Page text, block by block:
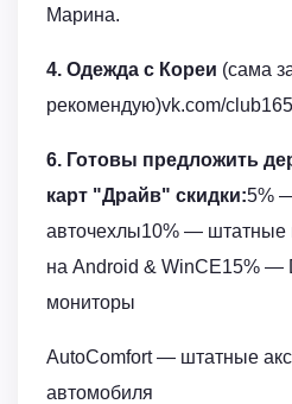
Марина.
4. Одежда с Кореи (сама
рекомендую)vk.com/
6. Готовы предложить
карт "Драйв" скидки:5%
авточехлы10% — штатные
на Android & WinCE15% —
мониторы
AutoComfort — штатные
автомобиля